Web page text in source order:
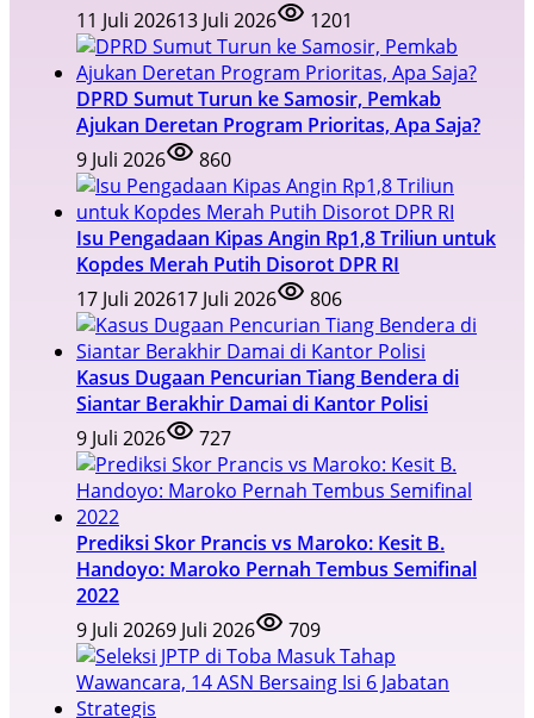
11 Juli 202613 Juli 2026 1201
DPRD Sumut Turun ke Samosir, Pemkab
Ajukan Deretan Program Prioritas, Apa Saja?
9 Juli 2026
860
Isu Pengadaan Kipas Angin Rp1,8 Triliun untuk
Kopdes Merah Putih Disorot DPR RI
17 Juli 202617 Juli 2026 806
Kasus Dugaan Pencurian Tiang Bendera di
Siantar Berakhir Damai di Kantor Polisi
9 Juli 2026
727
Prediksi Skor Prancis vs Maroko: Kesit B.
Handoyo: Maroko Pernah Tembus Semifinal
2022
9 Juli 20269 Juli 2026 709